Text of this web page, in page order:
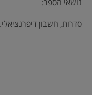
נושאי הספר:
סדרות, חשבון דיפרנציאלי.